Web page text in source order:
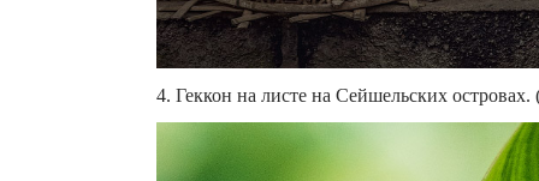
4. Геккон на листе на Сейшельских